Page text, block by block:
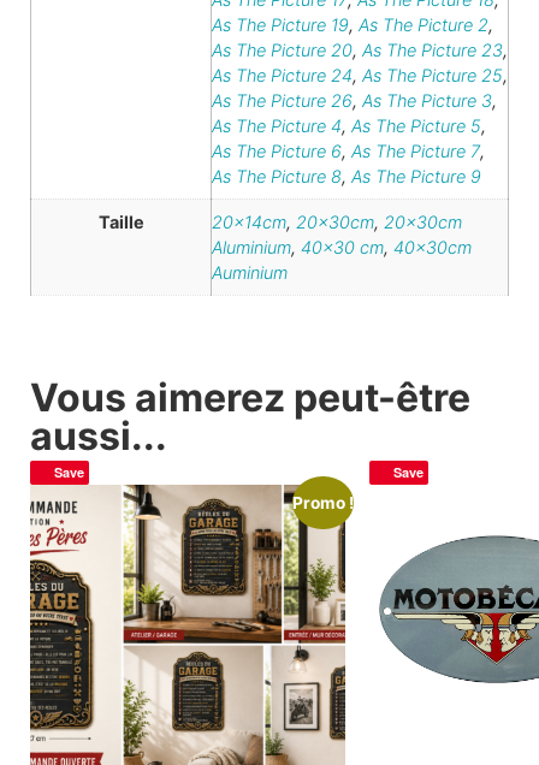
As The Picture 19, As The Picture 2,
As The Picture 20, As The Picture 23,
As The Picture 24, As The Picture 25,
As The Picture 26, As The Picture 3,
As The Picture 4, As The Picture 5,
As The Picture 6, As The Picture 7,
As The Picture 8, As The Picture 9
Taille 20x14cm, 20x30cm, 20x30cm
Aluminium, 40×30 cm, 40x30cm
Auminium
Vous aimerez peut-être
aussi...
Save
Promo !
Save